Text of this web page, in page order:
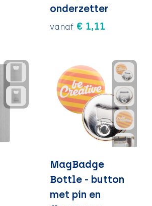
onderzetter
vanaf € 1,11
MagBadge
Bottle - button
met pin en